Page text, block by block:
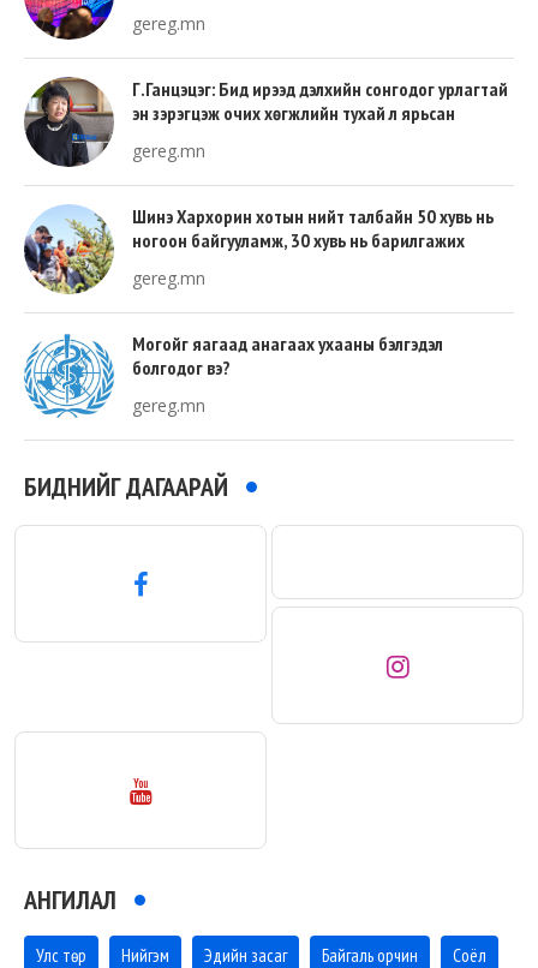
gereg.mn
Г.Ганцэцэг: Бид ирээд дэлхийн сонгодог урлагтай
эн зэрэгцэж очих хөгжлийн тухай л ярьсан
gereg.mn
Шинэ Хархорин хотын нийт талбайн 50 хувь нь
ногоон байгууламж, 30 хувь нь барилгажих
gereg.mn
Могойг яагаад анагаах ухааны бэлгэдэл
болгодог вэ?
gereg.mn
БИДНИЙГ ДАГААРАЙ
АНГИЛАЛ
Улс төр Нийгэм Эдийн засаг Байгаль орчин Соёл